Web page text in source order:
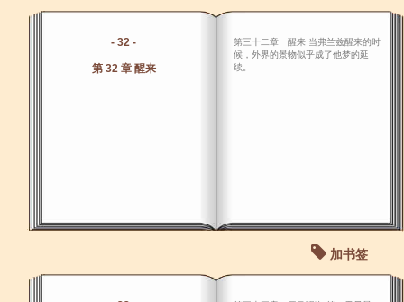
- 32 -
第 32 章 醒来
第三十二章 醒来 当弗兰兹醒来的时
候，外界的景物似乎成了他梦的延
续。
加书签